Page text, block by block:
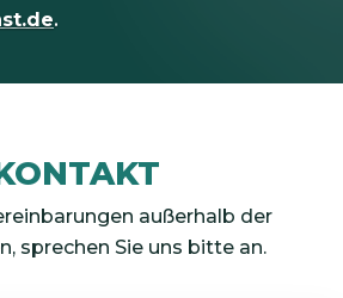
.
außerhalb der
sprechen Sie uns bitte an.